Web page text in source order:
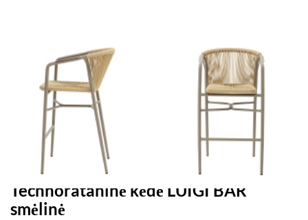
Technorataninė kėdė LUIGI BAR
smėlinė